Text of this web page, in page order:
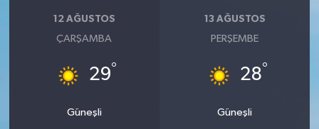
12 AĞUSTOS
ÇARŞAMBA
29°
Güneşli
13 AĞUSTOS
PERŞEMBE
28°
Güneşli